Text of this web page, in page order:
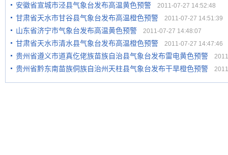
安徽省宣城市泾县气象台发布高温黄色预警 2011-07-27 14:52:48
甘肃省天水市甘谷县气象台发布高温橙色预警 2011-07-27 14:51:39
山东省济宁市气象台发布高温黄色预警 2011-07-27 14:48:07
甘肃省天水市清水县气象台发布高温橙色预警 2011-07-27 14:47:46
贵州省遵义市道真仡佬族苗族自治县气象台发布雷电黄色预警
贵州省黔东南苗族侗族自治州天柱县气象台发布干旱橙色预警